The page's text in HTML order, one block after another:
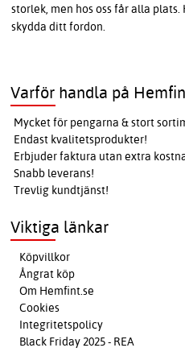
storlek, men hos oss får alla
skydda ditt fordon.
Varför handla på
Mycket för pengarna & stort
Endast kvalitetsprodukter!
Erbjuder faktura utan extra
Snabb leverans!
Trevlig kundtjänst!
Viktiga länkar
Köpvillkor
Ångrat köp
Om Hemfint.se
Cookies
Integritetspolicy
Black Friday 2025 - REA